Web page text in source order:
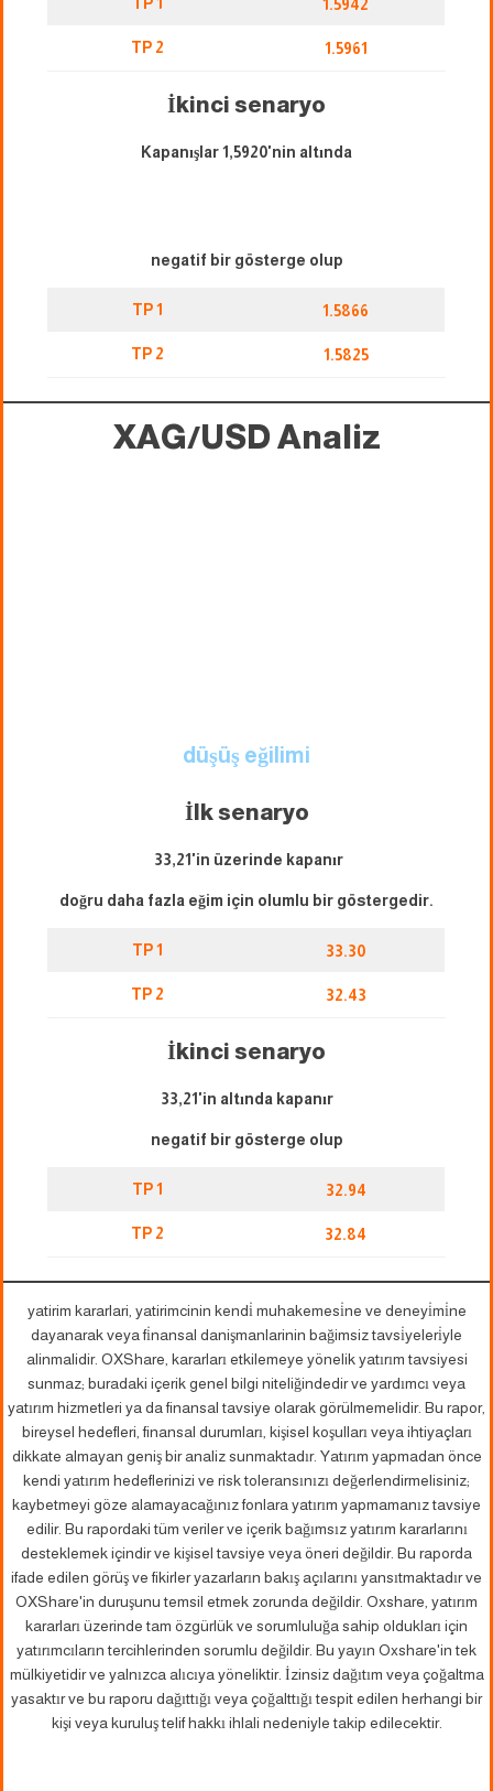
1.5942
TP 2 1.5961
İkinci senaryo
Kapanışlar 1,5920'nin altında
negatif bir gösterge olup
TP 1 1.5866
TP 2 1.5825
XAG/USDAnaliz
düşüş eğilimi
İlk senaryo
33,21'in üzerinde kapanır
doğru daha fazla eğim için olumlu bir göstergedir.
TP 1 33.30
TP 2 32.43
İkinci senaryo
33,21'in altında kapanır
negatif bir gösterge olup
TP 1 32.94
TP 2 32.84
yatirim kararlari, yatirimcinin kendi̇ muhakemesi̇ne ve deneyi̇mi̇ne
dayanarak veya fi̇nansal danişmanlarinin bağimsiz tavsi̇yeleri̇yle
alinmalidir. OXShare, kararları etkilemeye yönelik yatırım tavsiyesi
sunmaz; buradaki içerik genel bilgi niteliğindedir ve yardımcı veya
yatırım hizmetleri ya da finansal tavsiye olarak görülmemelidir. Bu rapor,
bireysel hedefleri, finansal durumları, kişisel koşulları veya ihtiyaçları
dikkate almayan geniş bir analiz sunmaktadır. Yatırım yapmadan önce
kendi yatırım hedeflerinizi ve risk toleransınızı değerlendirmelisiniz;
kaybetmeyi göze alamayacağınız fonlara yatırım yapmamanız tavsiye
edilir. Bu rapordaki tüm veriler ve içerik bağımsız yatırım kararlarını
desteklemek içindir ve kişisel tavsiye veya öneri değildir. Bu raporda
ifade edilen görüş ve fikirler yazarların bakış açılarını yansıtmaktadır ve
OXShare'in duruşunu temsil etmek zorunda değildir. Oxshare, yatırım
kararları üzerinde tam özgürlük ve sorumluluğa sahip oldukları için
yatırımcıların tercihlerinden sorumlu değildir. Bu yayın Oxshare'in tek
mülkiyetidir ve yalnızca alıcıya yöneliktir. İzinsiz dağıtım veya çoğaltma
yasaktır ve bu raporu dağıttığı veya çoğalttığı tespit edilen herhangi bir
kişi veya kuruluş telif hakkı ihlali nedeniyle takip edilecektir.